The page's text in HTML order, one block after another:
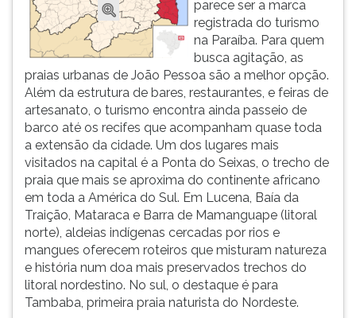
parece ser a marca
registrada do turismo
na Paraíba. Para quem
busca agitação, as
praias urbanas de João Pessoa são a melhor opção.
Além da estrutura de bares, restaurantes, e feiras de
artesanato, o turismo encontra ainda passeio de
barco até os recifes que acompanham quase toda
a extensão da cidade. Um dos lugares mais
visitados na capital é a Ponta do Seixas, o trecho de
praia que mais se aproxima do continente africano
em toda a América do Sul. Em Lucena, Baía da
Traição, Mataraca e Barra de Mamanguape (litoral
norte), aldeias indígenas cercadas por rios e
mangues oferecem roteiros que misturam natureza
e história num doa mais preservados trechos do
litoral nordestino. No sul, o destaque é para
Tambaba, primeira praia naturista do Nordeste.